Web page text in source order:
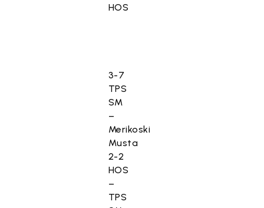
HOS
3-7
TPS
SM
–
Merikoski
Musta
2-2
HOS
–
TPS